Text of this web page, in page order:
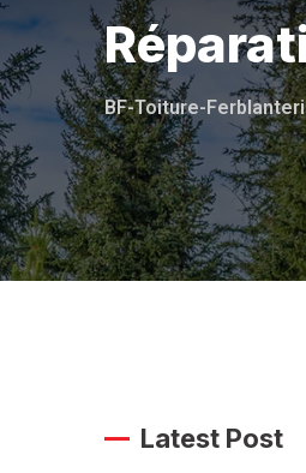
BF-Toiture-
Latest Post